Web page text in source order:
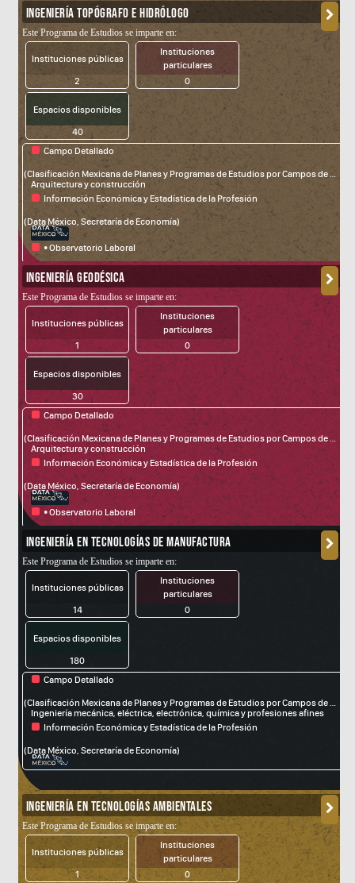
(Servicio Nacional del Empleo, STyPS)
INGENIERÍA TOPÓGRAFO E HIDRÓLOGO
Este Programa de Estudios se imparte en:
Instituciones públicas
2
Instituciones
particulares
0
Espacios disponibles
40
Campo Detallado
(Clasificación Mexicana de Planes y Programas de Estudios por Campos de Formación Académica)
Arquitectura y construcción
Información Económica y Estadística de la Profesión
(Data México, Secretaría de Economía)
• Observatorio Laboral
(Servicio Nacional del Empleo, STyPS)
fdsa
INGENIERÍA GEODÉSICA
Este Programa de Estudios se imparte en:
Instituciones públicas
1
Instituciones
particulares
0
Espacios disponibles
30
Campo Detallado
(Clasificación Mexicana de Planes y Programas de Estudios por Campos de Formación Académica)
Arquitectura y construcción
Información Económica y Estadística de la Profesión
(Data México, Secretaría de Economía)
• Observatorio Laboral
(Servicio Nacional del Empleo, STyPS)
fdsa
INGENIERÍA EN TECNOLOGÍAS DE MANUFACTURA
Este Programa de Estudios se imparte en:
Instituciones públicas
14
Instituciones
particulares
0
Espacios disponibles
180
Campo Detallado
(Clasificación Mexicana de Planes y Programas de Estudios por Campos de Formación Académica)
Ingeniería mecánica, eléctrica, electrónica, química y profesiones afines
Información Económica y Estadística de la Profesión
(Data México, Secretaría de Economía)
fdsa
INGENIERÍA EN TECNOLOGÍAS AMBIENTALES
Este Programa de Estudios se imparte en:
Instituciones públicas
1
Instituciones
particulares
0